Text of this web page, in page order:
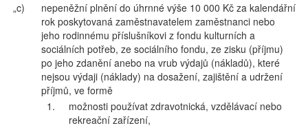
„c)
nepeněžní plnění do úhrnné výše 10 000 Kč za kalendářní
rok poskytovaná zaměstnavatelem zaměstnanci nebo
jeho rodinnému příslušníkovi z fondu kulturních a
sociálních potřeb, ze sociálního fondu, ze zisku (příjmu)
po jeho zdanění anebo na vrub výdajů (nákladů), které
nejsou výdaji (náklady) na dosažení, zajištění a udržení
příjmů, ve formě
1.
možnosti používat zdravotnická, vzdělávací nebo
rekreační zařízení,